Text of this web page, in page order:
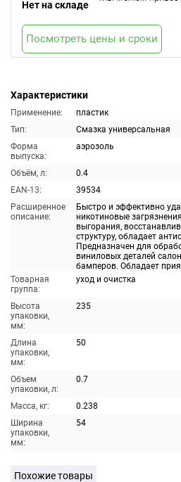
Характеристики
Применение:
пластик
Тип:
Смазка универсальная
Форма
выпуска:
аэрозоль
Объём, л:
0.4
EAN-13:
39534
Расширенное
описание:
Быстро и эффективно
никотиновые
выгорания,
структуру, обладает
Предназначен для
виниловых деталей
бамперов. Обладает
Товарная
группа:
уход и очистка
Высота
упаковки,
мм:
235
Длина
упаковки,
мм:
50
Объем
упаковки, л:
0.7
Масса, кг:
0.238
Ширина
упаковки,
мм:
54
Нет на складе
Посмотреть цены и сроки
Похожие товары